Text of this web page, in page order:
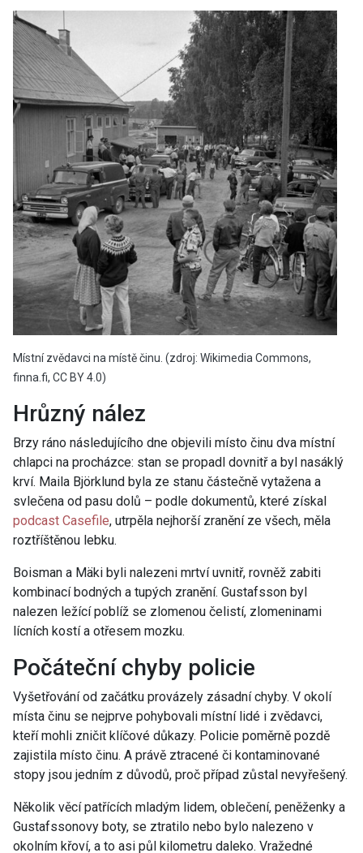
Místní zvědavci na místě činu. (zdroj: Wikimedia Commons,
finna.fi, CC BY 4.0)
Hrůzný nález
Brzy ráno následujícího dne objevili místo činu dva místní
chlapci na procházce: stan se propadl dovnitř a byl nasáklý
krví. Maila Björklund byla ze stanu částečně vytažena a
svlečena od pasu dolů – podle dokumentů, které získal
podcast Casefile, utrpěla nejhorší zranění ze všech, měla
roztříštěnou lebku.
Boisman a Mäki byli nalezeni mrtví uvnitř, rovněž zabiti
kombinací bodných a tupých zranění. Gustafsson byl
nalezen ležící poblíž se zlomenou čelistí, zlomeninami
lícních kostí a otřesem mozku.
Počáteční chyby policie
Vyšetřování od začátku provázely zásadní chyby. V okolí
místa činu se nejprve pohybovali místní lidé i zvědavci,
kteří mohli zničit klíčové důkazy. Policie poměrně pozdě
zajistila místo činu. A právě ztracené či kontaminované
stopy jsou jedním z důvodů, proč případ zůstal nevyřešený.
Několik věcí patřících mladým lidem, oblečení, peněženky a
Gustafssonovy boty, se ztratilo nebo bylo nalezeno v
okolním křoví, a to asi půl kilometru daleko. Vražedné